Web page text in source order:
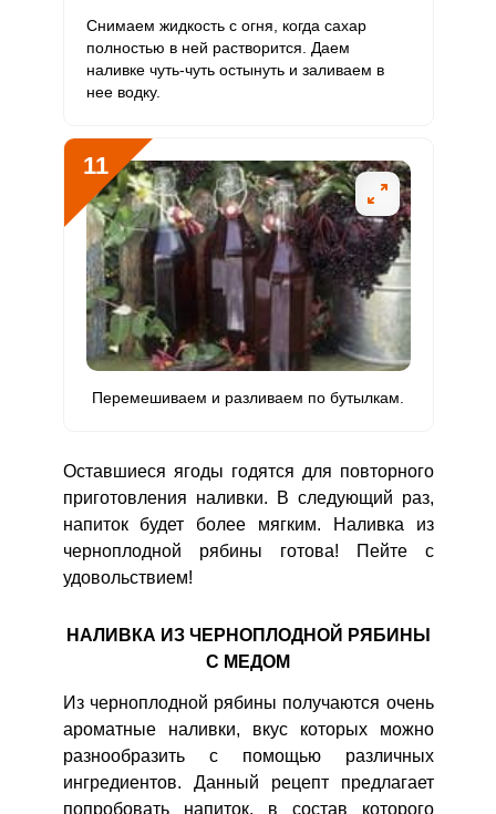
Снимаем жидкость с огня, когда сахар
полностью в ней растворится. Даем
наливке чуть-чуть остынуть и заливаем в
нее водку.
11
Перемешиваем и разливаем по бутылкам.
Оставшиеся ягоды годятся для повторного
приготовления наливки. В следующий раз,
напиток будет более мягким. Наливка из
черноплодной рябины готова! Пейте с
удовольствием!
НАЛИВКА ИЗ ЧЕРНОПЛОДНОЙ РЯБИНЫ
С МЕДОМ
Из черноплодной рябины получаются очень
ароматные наливки, вкус которых можно
разнообразить с помощью различных
ингредиентов. Данный рецепт предлагает
попробовать напиток, в состав которого
ВХОД НА САЙТ
Войдите
с помощью социальных сетей:
или
1 ИЗ 11
Сообщить об ошибке